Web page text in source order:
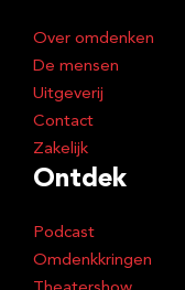
Over omdenken
De mensen
Uitgeverij
Contact
Zakelijk
Ontdek
Podcast
Omdenkkringen